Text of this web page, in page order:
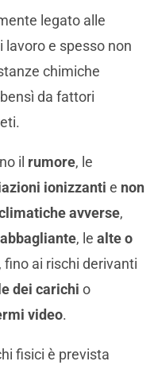
legato alle
e spesso non
chimiche
da fattori
il rumore, le
ionizzanti e non
avverse,
, le alte o
, fino ai rischi derivanti
dei carichi o
video.
fisici è prevista